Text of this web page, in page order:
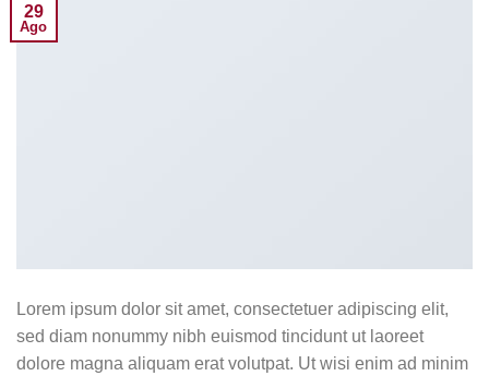
29
Ago
Lorem ipsum dolor sit amet, consectetuer adipiscing elit,
sed diam nonummy nibh euismod tincidunt ut laoreet
dolore magna aliquam erat volutpat. Ut wisi enim ad minim